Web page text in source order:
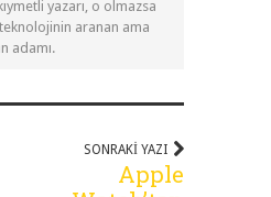
yazarı, o olmazsa
aranan ama
adamı.
SONRAKI YAZI
Apple